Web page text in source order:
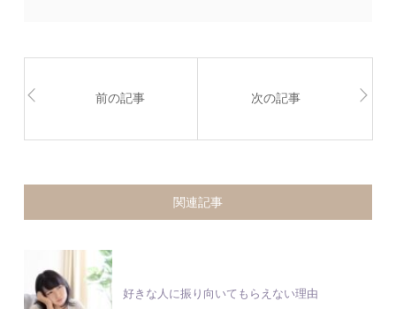
前の記事 次の記事
関連記事
好きな人に振り向いてもらえない理由